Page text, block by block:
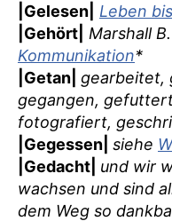
|Gelesen|
Leben
|Gehört|
Marshall
Kommunikation*
|Getan| gearbeitet,
gegangen,
fotografiert,
|Gegessen| siehe
|Gedacht| und wir
wachsen und sind
dem Weg so